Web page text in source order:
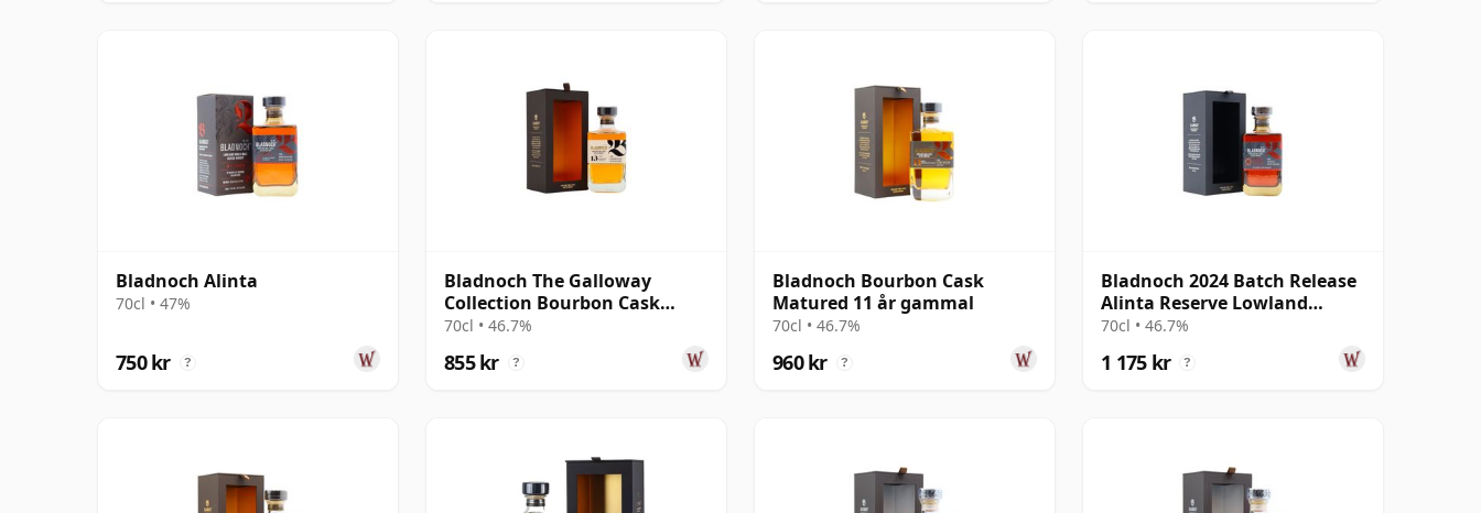
Bladnoch Alinta
70cl • 47%
750 kr ?
Bladnoch The Galloway
Collection Bourbon Cask
Matured Lowla 13 år gammal
70cl • 46.7%
855 kr ?
Bladnoch Bourbon Cask
Matured 11 år gammal
70cl • 46.7%
960 kr ?
Bladnoch 2024 Batch Release
Alinta Reserve Lowland
Single M
70cl • 46.7%
1 175 kr ?